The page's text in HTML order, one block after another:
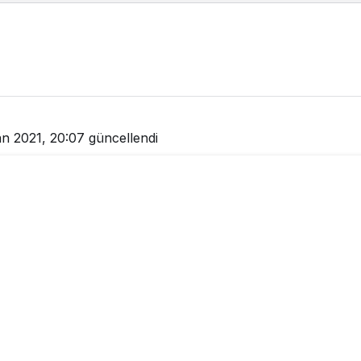
2021, 20:07 güncellendi